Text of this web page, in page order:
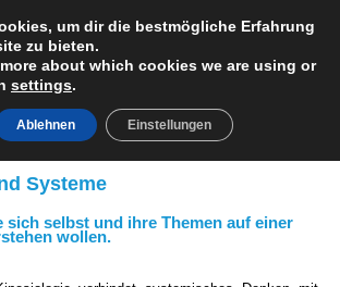
Systeme
sich selbst und ihre Themen auf einer
wollen.
um dir die bestmögliche Erfahrung
zu bieten.
about which cookies we are using or
settings.
Ablehnen Einstellungen